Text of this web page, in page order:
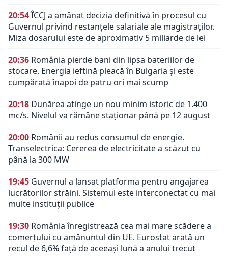
20:54ÎCCJ a amânat decizia definitivă în procesul cu
Guvernul privind restanțele salariale ale magistraților.
Miza dosarului este de aproximativ 5 miliarde de lei
20:36 România pierde bani din lipsa bateriilor de
stocare. Energia ieftină pleacă în Bulgaria și este
cumpărată înapoi de patru ori mai scump
20:18 Dunărea atinge un nou minim istoric de 1.400
mc/s. Nivelul va rămâne staționar până pe 12 august
20:00 Românii au redus consumul de energie.
Transelectrica: Cererea de electricitate a scăzut cu
până la 300 MW
19:45 Guvernul a lansat platforma pentru angajarea
lucrătorilor străini. Sistemul este interconectat cu mai
multe instituții publice
19:30 România înregistrează cea mai mare scădere a
comerțului cu amănuntul din UE. Eurostat arată un
recul de 6,6% față de aceeași lună a anului trecut